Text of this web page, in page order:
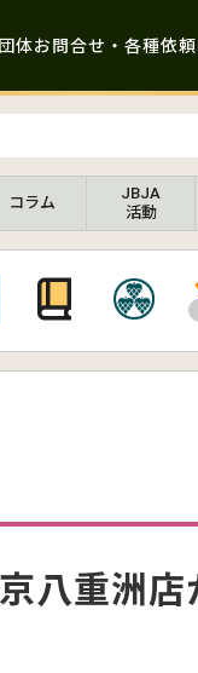
体お問合せ・各種依頼
コラム
JBJA
活動
八重洲店